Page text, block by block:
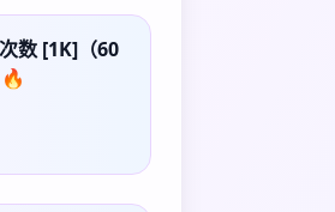
数 [1K]（60